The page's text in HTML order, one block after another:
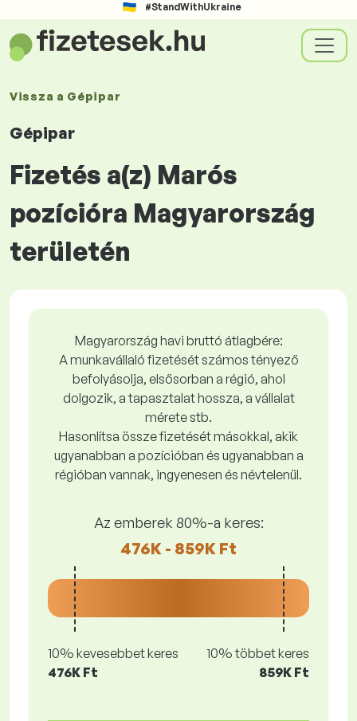
#StandWithUkraine
Vissza a Gépipar
Gépipar
Fizetés a(z) Marós
pozícióra Magyarország
területén
Magyarország havi bruttó átlagbére:
A munkavállaló fizetését számos tényező
befolyásolja, elsősorban a régió, ahol
dolgozik, a tapasztalat hossza, a vállalat
mérete stb.
Hasonlítsa össze fizetését másokkal, akik
ugyanabban a pozícióban és ugyanabban a
régióban vannak, ingyenesen és névtelenül.
Az emberek 80%-a keres:
476K - 859K Ft
10% kevesebbet keres
476K Ft
10% többet keres
859K Ft